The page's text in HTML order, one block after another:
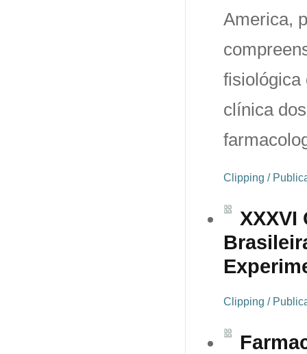
America,
fisiológica
clínica
Clipping /
Clipping /